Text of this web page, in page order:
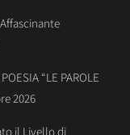
“LE PAROLE
2026
il Livello di